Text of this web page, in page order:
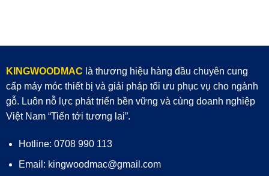
KINGWOODMAC là thương hiệu hàng đầu chuyên cung
cấp máy móc thiết bị và giải pháp tối ưu phục vụ cho ngành
gỗ. Luôn nỗ lực phát triển bền vững và cùng doanh nghiệp
Việt Nam “Tiến tới tương lai”.
Hotline: 0708 990 113
Email: kingwoodmac@gmail.com